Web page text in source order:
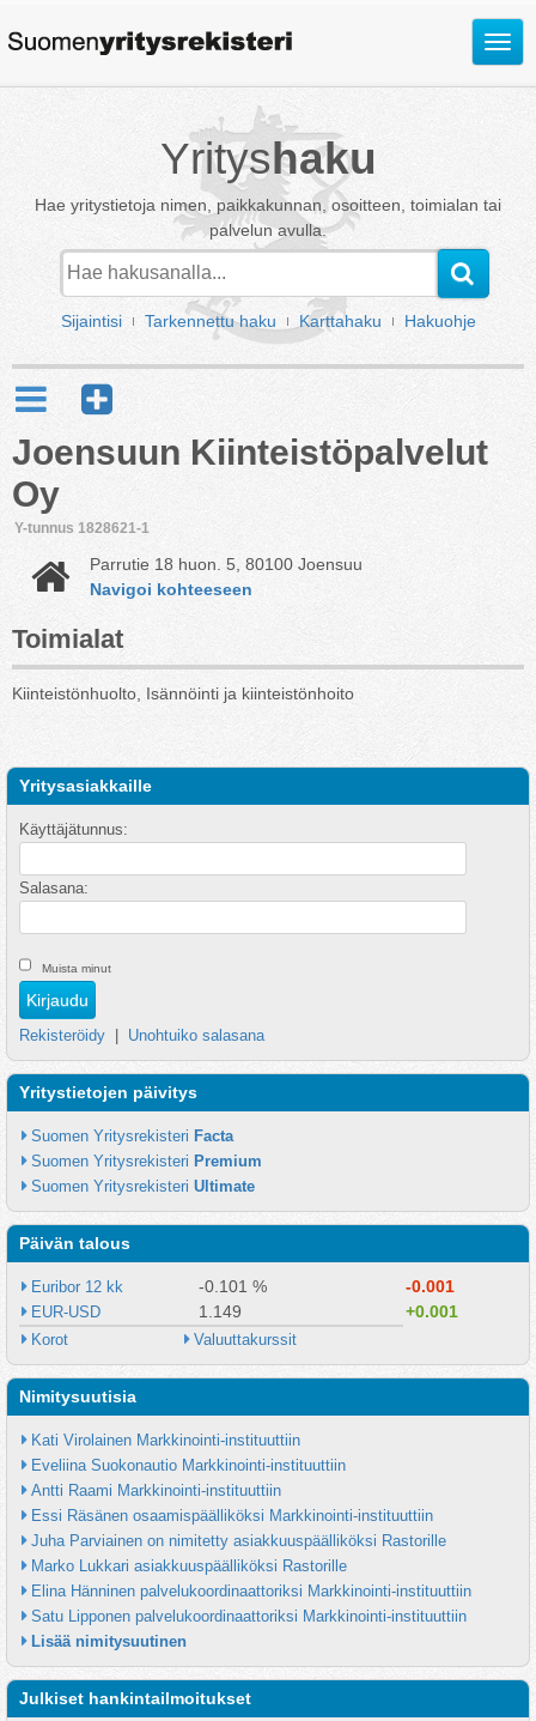
Avaa
Yrityshaku
Hae yritystietoja nimen, paikkakunnan, osoitteen, toimialan tai
palvelun avulla.
Sijaintisi Tarkennettu haku Karttahaku Hakuohje
Joensuun Kiinteistöpalvelut
Oy
Y-tunnus 1828621-1
Parrutie 18 huon. 5, 80100 Joensuu
Navigoi kohteeseen
Toimialat
Kiinteistönhuolto, Isännöinti ja kiinteistönhoito
Yritysasiakkaille
Käyttäjätunnus:
Salasana:
Muista minut
Rekisteröidy Unohtuiko salasana
Yritystietojen päivitys
Suomen Yritysrekisteri Facta
Suomen Yritysrekisteri Premium
Suomen Yritysrekisteri Ultimate
Päivän talous
Euribor 12 kk -0.101 % -0.001
EUR-USD 1.149 +0.001
Korot Valuuttakurssit
Nimitysuutisia
Kati Virolainen Markkinointi-instituuttiin
Eveliina Suokonautio Markkinointi-instituuttiin
Antti Raami Markkinointi-instituuttiin
Essi Räsänen osaamispäälliköksi Markkinointi-instituuttiin
Juha Parviainen on nimitetty asiakkuuspäälliköksi Rastorille
Marko Lukkari asiakkuuspäälliköksi Rastorille
Elina Hänninen palvelukoordinaattoriksi Markkinointi-instituuttiin
Satu Lipponen palvelukoordinaattoriksi Markkinointi-instituuttiin
Lisää nimitysuutinen
Julkiset hankintailmoitukset